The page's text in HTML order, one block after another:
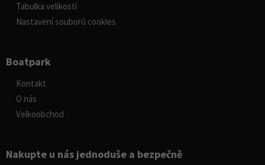
Tabulka velikostí
Nastavení souborů cookies
Boatpark
Kontakt
O nás
Velkoobchod
Nakupte u nás jednoduše a bezpečně